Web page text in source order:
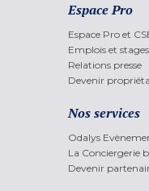
Espace Pro
Espace Pro et
Emplois et stages
Relations presse
Devenir
Nos services
Odalys
La Conciergerie
Devenir